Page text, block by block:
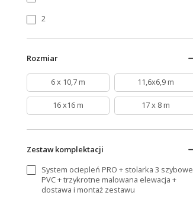
2
Rozmiar
6 x 10,7 m 11,6x6,9 m
16 x16 m 17 x 8 m
Zestaw komplektacji
System ociepleń PRO + stolarka 3 szybowe
PVC + trzykrotne malowana elewacja +
dostawa i montaż zestawu